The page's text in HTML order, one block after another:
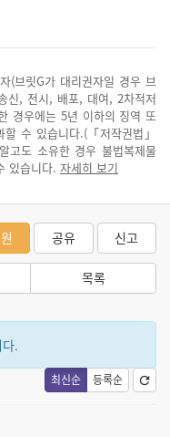
(브릿G가 대리권자일 경우 브
신, 전시, 배포, 대여, 2차적저
경우에는 5년 이하의 징역 또
수 있습니다.(「저작권법」
고도 소유한 경우 불법복제물
있습니다. 자세히 보기
공유 신고
목록
.
최신순 등록순